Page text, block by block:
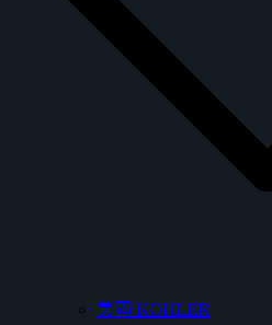
美國 KOHLER